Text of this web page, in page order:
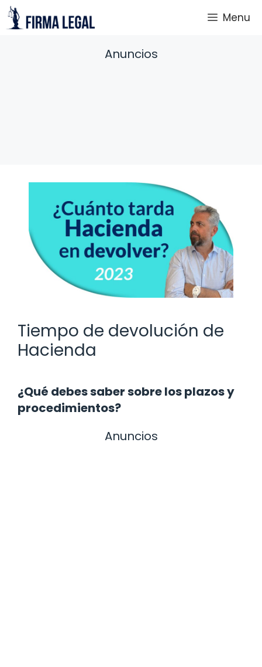
Saltar
al
Menu
Anuncios
Tiempo de devolución de
Hacienda
¿Qué debes saber sobre los plazos y
procedimientos?
Anuncios